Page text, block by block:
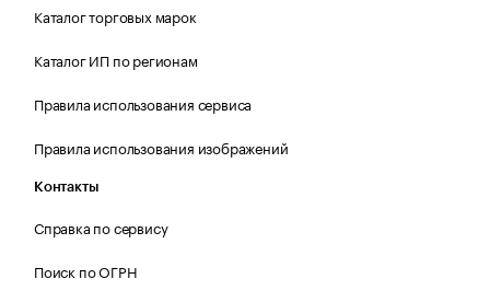
Каталог торговых марок
Каталог ИП по регионам
Правила использования сервиса
Правила использования изображений
Контакты
Справка по сервису
Поиск по ОГРН